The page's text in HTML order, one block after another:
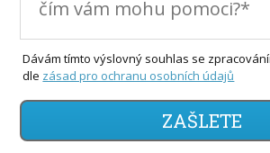
Dávám tímto výslovný souhlas se
dle zásad pro ochranu osobních údajů
ZAŠLETE